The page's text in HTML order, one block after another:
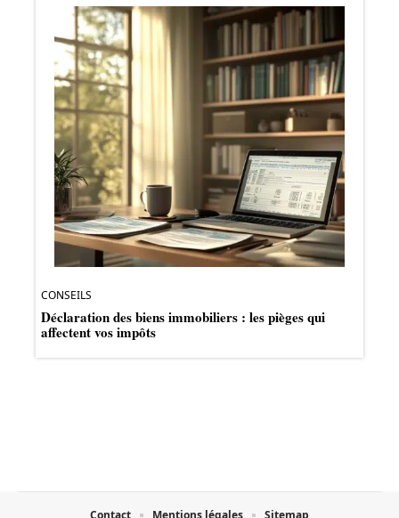
CONSEILS
Déclaration des biens immobiliers : les pièges qui
affectent vos impôts
Contact Mentions légales Sitemap